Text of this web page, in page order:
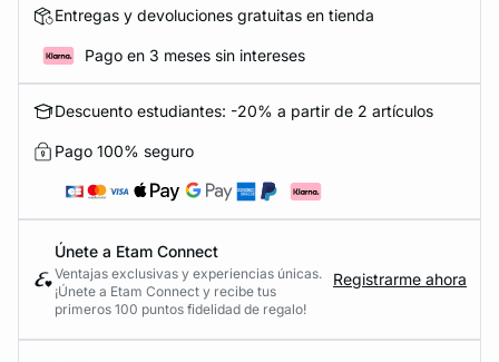
Entregas y devoluciones gratuitas en tienda
Pago en 3 meses sin intereses
Descuento estudiantes: -20% a partir de 2 artículos
Pago 100% seguro
Únete a Etam Connect
Ventajas exclusivas y experiencias únicas.
¡Únete a Etam Connect y recibe tus
primeros 100 puntos fidelidad de regalo!
Registrarme ahora